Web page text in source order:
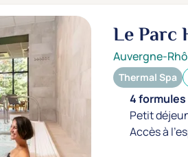
Le Parc
Auvergne-
Thermal Spa
4
Petit
Accès à